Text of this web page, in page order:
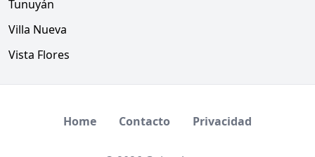
Tunuyán
Villa Nueva
Vista Flores
Home Contacto Privacidad